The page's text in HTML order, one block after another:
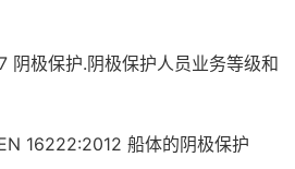
极保护.阴极保护人员业务等级和
16222:2012 船体的阴极保护